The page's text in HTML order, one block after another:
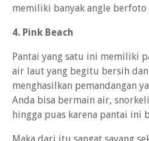
memiliki banyak angle berfoto
4. Pink Beach
Pantai yang satu ini memiliki
air laut yang begitu bersih
menghasilkan pemandangan
Anda bisa bermain air,
hingga puas karena pantai ini